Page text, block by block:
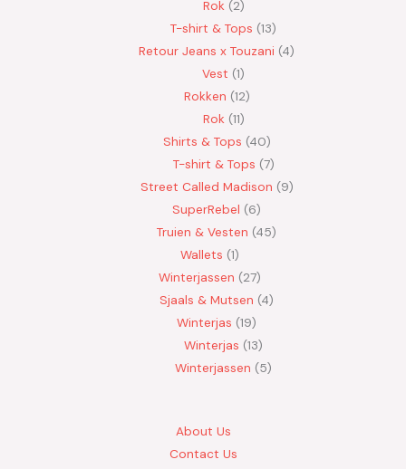
Rok 2
T-shirt & Tops 13
Retour Jeans x Touzani 4
Vest 1
Rokken 12
Rok 11
Shirts & Tops 40
T-shirt & Tops 7
Street Called Madison 9
SuperRebel
6
Truien & Vesten 45
Wallets 1
Winterjassen
27
Sjaals & Mutsen 4
Winterjas 19
Winterjas 13
Winterjassen
5
About Us
Contact Us